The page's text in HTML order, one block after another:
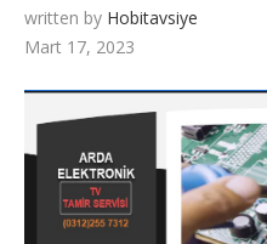
written by Hobitavsiye
Mart 17, 2023